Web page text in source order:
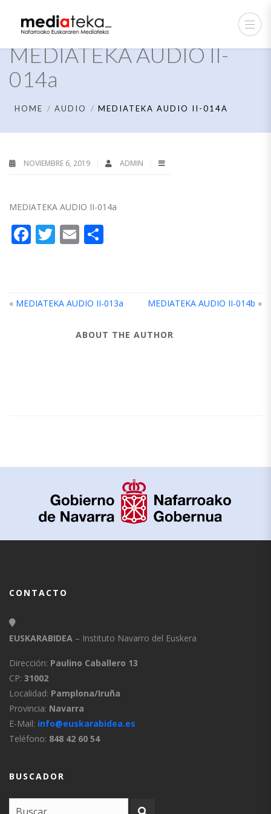
MEDIATEKA AUDIO II-
014a
HOME AUDIO MEDIATEKA AUDIO II-014A
NOVIEMBRE 6, 2019 ADMIN
MEDIATEKA AUDIO II-014a
Facebook
Twitter
Email
« MEDIATEKA AUDIO II-013a MEDIATEKA AUDIO II-014b »
ABOUT THE AUTHOR
CONTACTO
EUSKARABIDEA – Instituto Navarro del Euskera
Dirección: Paulino Caballero 13
CP: 31002
Localidad: Pamplona/Iruña
Provincia: Navarra
E-Mail: info@euskarabidea.es
Teléfono: 848 42 60 54
BUSCADOR